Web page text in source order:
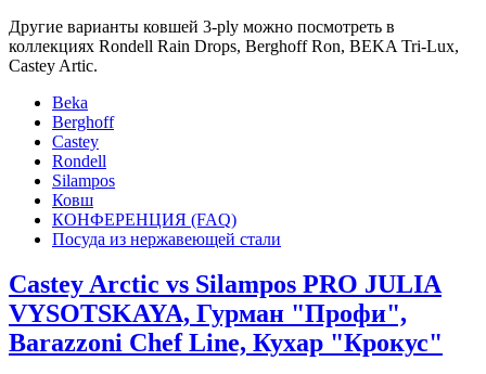
Другие варианты ковшей 3-ply можно посмотреть в
коллекциях Rondell Rain Drops, Berghoff Ron, BEKA Tri-Lux,
Castey Artic.
Beka
Berghoff
Castey
Rondell
Silampos
Ковш
КОНФЕРЕНЦИЯ (FAQ)
Посуда из нержавеющей стали
Castey Arctic vs Silampos PRO JULIA
VYSOTSKAYA, Гурман "Профи",
Barazzoni Chef Line, Кухар "Крокус"